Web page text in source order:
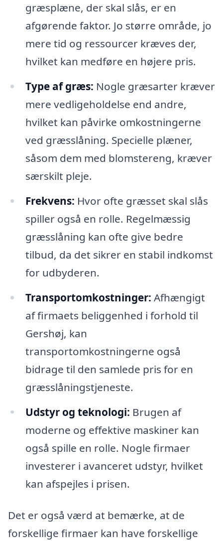
græsplæne, der skal slås, er en
afgørende faktor. Jo større område, jo
mere tid og ressourcer kræves der,
hvilket kan medføre en højere pris.
Type af græs: Nogle græsarter kræver
mere vedligeholdelse end andre,
hvilket kan påvirke omkostningerne
ved græsslåning. Specielle plæner,
såsom dem med blomstereng, kræver
særskilt pleje.
Frekvens: Hvor ofte græsset skal slås
spiller også en rolle. Regelmæssig
græsslåning kan ofte give bedre
tilbud, da det sikrer en stabil indkomst
for udbyderen.
Transportomkostninger: Afhængigt
af firmaets beliggenhed i forhold til
Gershøj, kan
transportomkostningerne også
bidrage til den samlede pris for en
græsslåningstjeneste.
Udstyr og teknologi: Brugen af
moderne og effektive maskiner kan
også spille en rolle. Nogle firmaer
investerer i avanceret udstyr, hvilket
kan afspejles i prisen.
Det er også værd at bemærke, at de
forskellige firmaer kan have forskellige